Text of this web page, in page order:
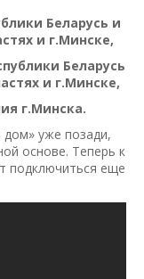
Беларусь и
и г.Минске,
Беларусь
и г.Минске,
г.Минска.
уже позади,
основе. Теперь к
подключиться еще